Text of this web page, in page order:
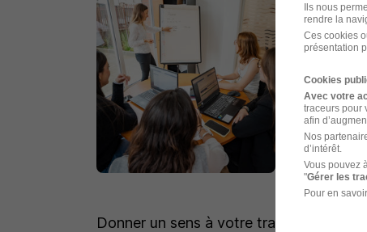
Donner un sens à votre travail
Ils nous
rendre la
Ces cookies
présentation
Cookies
Avec votre
traceurs pour
afin
Nos
d’intérêt.
Vous pouvez
"Gérer les
Pour en